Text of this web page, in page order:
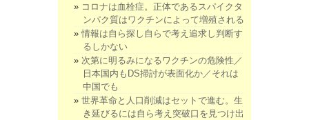
コロナは血栓症。正体であるスパイクタ
ンパク質はワクチンによって増殖される
情報は自ら探し自らで考え追求し判断す
るしかない
次第に明るみになるワクチンの危険性／
日本国内もDS掃討が表面化か／それは
中国でも
世界革命と人口削減はセットで進む。生
き延びるには自ら考え突破口を見つけ出